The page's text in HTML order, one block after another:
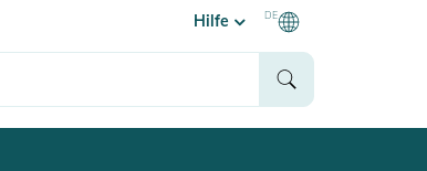
Hilfe DE